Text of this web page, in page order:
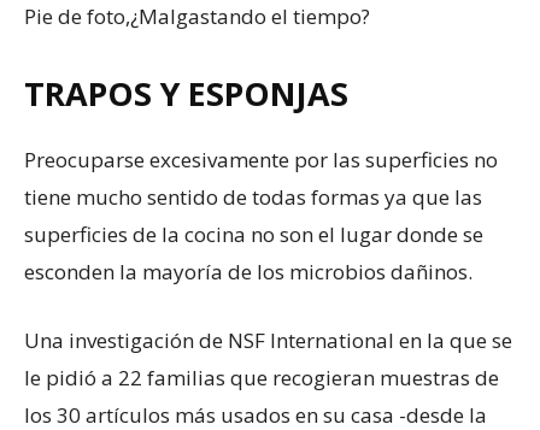
Pie de foto,¿Malgastando el tiempo?
TRAPOS Y ESPONJAS
Preocuparse excesivamente por las superficies no
tiene mucho sentido de todas formas ya que las
superficies de la cocina no son el lugar donde se
esconden la mayoría de los microbios dañinos.
Una investigación de NSF International en la que se
le pidió a 22 familias que recogieran muestras de
los 30 artículos más usados en su casa -desde la